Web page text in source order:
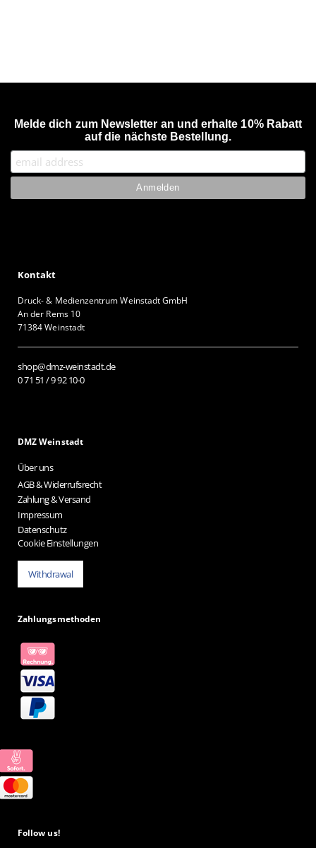
Melde dich zum Newsletter an und erhalte 10% Rabatt
auf die nächste Bestellung.
Kontakt
Druck- & Medienzentrum Weinstadt GmbH
An der Rems 10
71384 Weinstadt
shop@dmz-weinstadt.de
0 71 51 / 9 92 10-0
DMZ Weinstadt
Über uns
AGB & Widerrufsrecht
Zahlung & Versand
Impressum
Datenschutz
Cookie Einstellungen
Withdrawal
Zahlungsmethoden
Follow us!